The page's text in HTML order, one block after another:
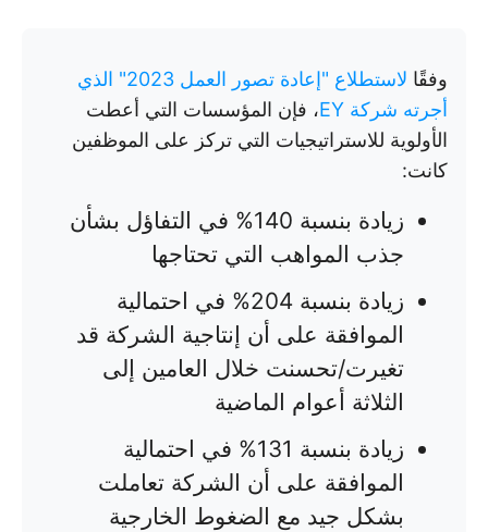
وفقًا
لاستطلاع "إعادة تصور العمل 2023" الذي
أجرته شركة EY
، فإن المؤسسات التي أعطت
الأولوية للاستراتيجيات التي تركز على الموظفين
كانت:
زيادة بنسبة 140% في التفاؤل بشأن
جذب المواهب التي تحتاجها
زيادة بنسبة 204% في احتمالية
الموافقة على أن إنتاجية الشركة قد
تغيرت/تحسنت خلال العامين إلى
الثلاثة أعوام الماضية
زيادة بنسبة 131% في احتمالية
الموافقة على أن الشركة تعاملت
بشكل جيد مع الضغوط الخارجية